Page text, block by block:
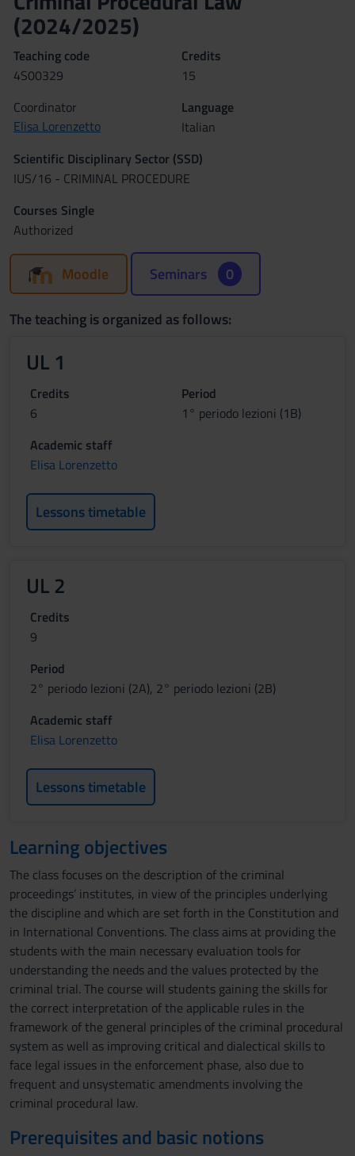
(2024/2025)
Teaching code
4S00329
Credits
15
Coordinator
Elisa Lorenzetto
Language
Italian
Scientific Disciplinary Sector (SSD)
IUS/16 - CRIMINAL PROCEDURE
Courses Single
Authorized
Moodle Seminars 0
The teaching is organized as follows:
UL 1
Credits
6
Period
1° periodo lezioni (1B)
Academic staff
Elisa Lorenzetto
Lessons timetable
UL 2
Credits
9
Period
2° periodo lezioni (2A), 2° periodo lezioni (2B)
Academic staff
Elisa Lorenzetto
Lessons timetable
Learning objectives
The class focuses on the description of the criminal
proceedings’ institutes, in view of the principles underlying
the discipline and which are set forth in the Constitution and
in International Conventions. The class aims at providing the
students with the main necessary evaluation tools for
understanding the needs and the values protected by the
criminal trial. The course will students gaining the skills for
the correct interpretation of the applicable rules in the
framework of the general principles of the criminal procedural
system as well as improving critical and dialectical skills to
face legal issues in the enforcement phase, also due to
frequent and unsystematic amendments involving the
criminal procedural law.
Prerequisites and basic notions